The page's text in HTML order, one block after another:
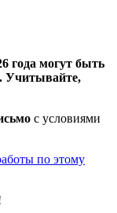
года могут быть
Учитывайте,
с условиями
по этому